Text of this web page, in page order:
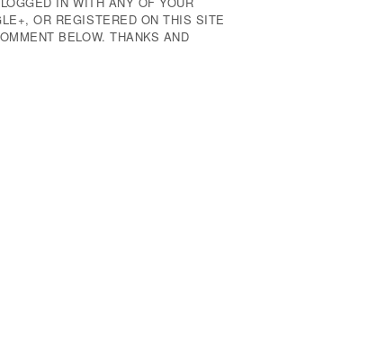
OR REGISTERED ON THIS SITE
BELOW. THANKS AND